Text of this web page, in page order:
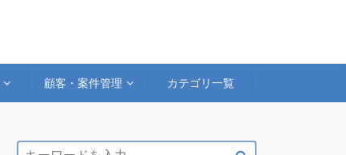
顧客・案件管理 カテゴリ一覧